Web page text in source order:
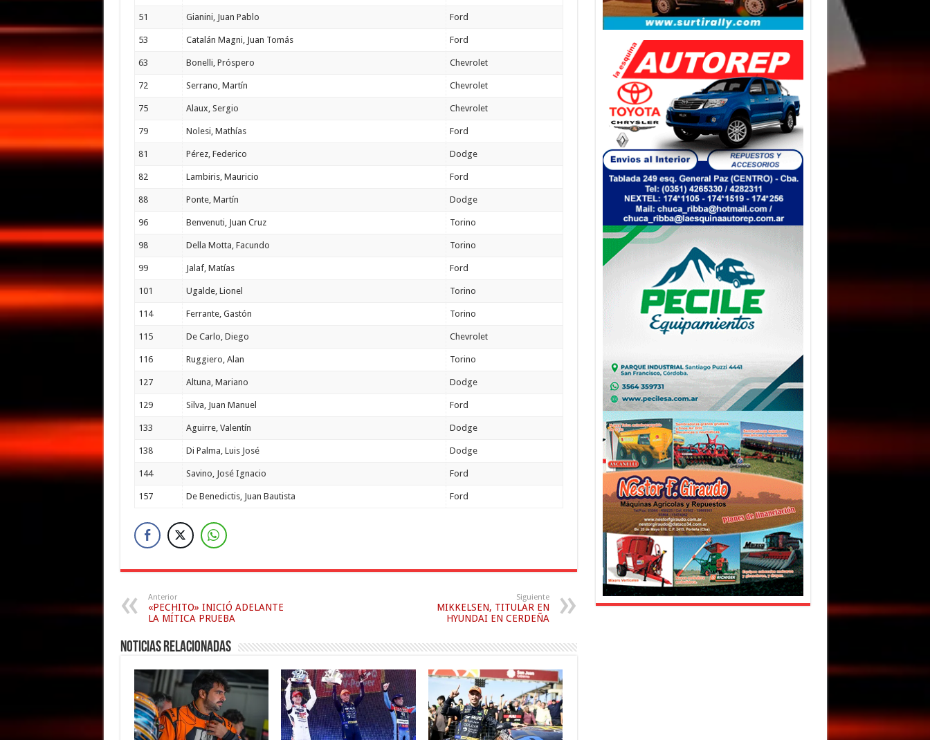
51 Gianini, Juan Pablo Ford
53 Catalán Magni, Juan Tomás Ford
63 Bonelli, Próspero Chevrolet
72 Serrano, Martín Chevrolet
75 Alaux, Sergio Chevrolet
79 Nolesi, Mathías Ford
81 Pérez, Federico Dodge
82 Lambiris, Mauricio Ford
88 Ponte, Martín Dodge
96 Benvenuti, Juan Cruz Torino
98 Della Motta, Facundo Torino
99 Jalaf, Matías Ford
101 Ugalde, Lionel Torino
114 Ferrante, Gastón Torino
115 De Carlo, Diego Chevrolet
116 Ruggiero, Alan Torino
127 Altuna, Mariano Dodge
129 Silva, Juan Manuel Ford
133 Aguirre, Valentín Dodge
138 Di Palma, Luis José Dodge
144 Savino, José Ignacio Ford
157 De Benedictis, Juan Bautista Ford
Anterior
«PECHITO» INICIÓ ADELANTE
LA MÍTICA PRUEBA
Siguiente
MIKKELSEN, TITULAR EN
HYUNDAI EN CERDEÑA
Noticias relacionadas